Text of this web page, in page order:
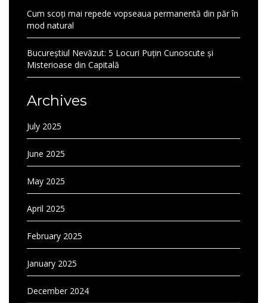
Cum scoți mai repede vopseaua permanentă din păr în
mod natural
Bucureștiul Nevăzut: 5 Locuri Puțin Cunoscute și
Misterioase din Capitală
Archives
July 2025
June 2025
May 2025
April 2025
February 2025
January 2025
December 2024